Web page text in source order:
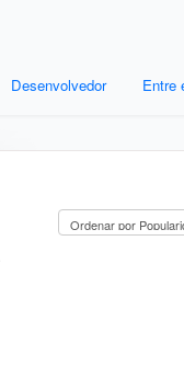
Desenvolvedor Entre